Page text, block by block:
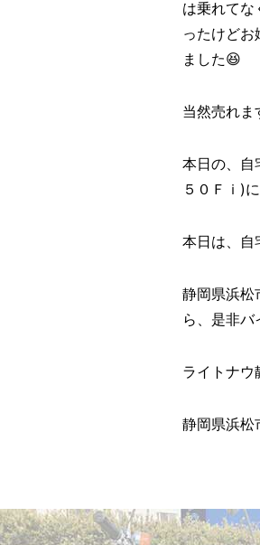
は乗れてな
ったけど
ました😆
当然売れま
本日の、自
５０Ｆｉ)
本日は、自
静岡県浜松
ら、是非
ライトナ
静岡県浜松